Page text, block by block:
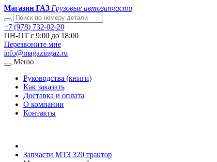
Магазин ГАЗ Грузовые автозапчасти
+7 (978) 732-02-20
ПН-ПТ с 9:00 до 18:00
Перезвоните мне
info@magazingaz.ru
Меню
Руководства (книги)
Как заказать
Доставка и оплата
О компании
Контакты
Запчасти МТЗ 320 трактор